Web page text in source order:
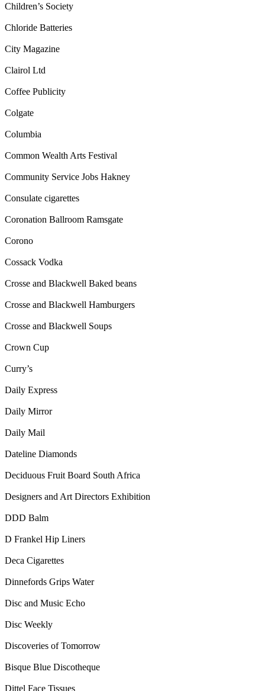
Children’s Society
Chloride Batteries
City Magazine
Clairol Ltd
Coffee Publicity
Colgate
Columbia
Common Wealth Arts Festival
Community Service Jobs Hakney
Consulate cigarettes
Coronation Ballroom Ramsgate
Corono
Cossack Vodka
Crosse and Blackwell Baked beans
Crosse and Blackwell Hamburgers
Crosse and Blackwell Soups
Crown Cup
Curry’s
Daily Express
Daily Mirror
Daily Mail
Dateline Diamonds
Deciduous Fruit Board South Africa
Designers and Art Directors Exhibition
DDD Balm
D Frankel Hip Liners
Deca Cigarettes
Dinnefords Grips Water
Disc and Music Echo
Disc Weekly
Discoveries of Tomorrow
Bisque Blue Discotheque
Dittel Face Tissues